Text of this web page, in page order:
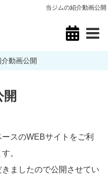
当ジムの紹介動画公開
動画公開
スのWEBサイトをご利
。
ましたので公開させてい